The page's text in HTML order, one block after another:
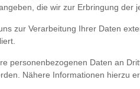
die wir zur Erbringung der
zur Verarbeitung Ihrer Daten
personenbezogenen Daten an
Nähere Informationen hierzu